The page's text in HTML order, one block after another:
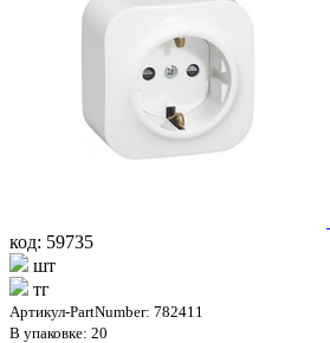
код: 59735
шт
тг
Артикул-PartNumber: 782411
В упаковке: 20